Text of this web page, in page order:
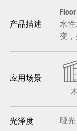
产品描述
水
变，
应用场景
光泽度 哑光